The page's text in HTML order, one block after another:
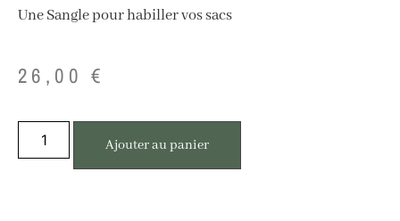
Une Sangle pour habiller vos sacs
26,00€
Ajouter au panier